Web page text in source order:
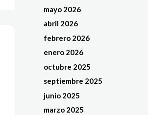
mayo 2026
abril 2026
febrero 2026
enero 2026
octubre 2025
septiembre 2025
junio 2025
marzo 2025